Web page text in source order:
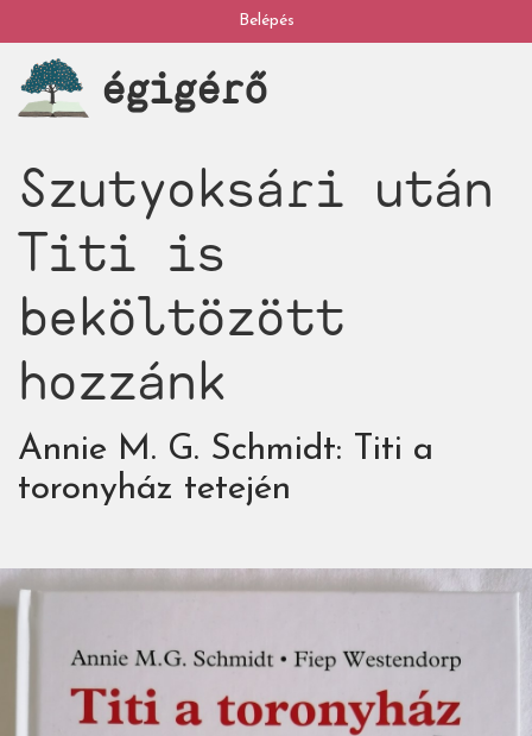
a
tartalomra
My
account
Belépés
égigérő
Szutyoksári után
Titi is
beköltözött
hozzánk
Annie M. G. Schmidt: Titi a
toronyház tetején